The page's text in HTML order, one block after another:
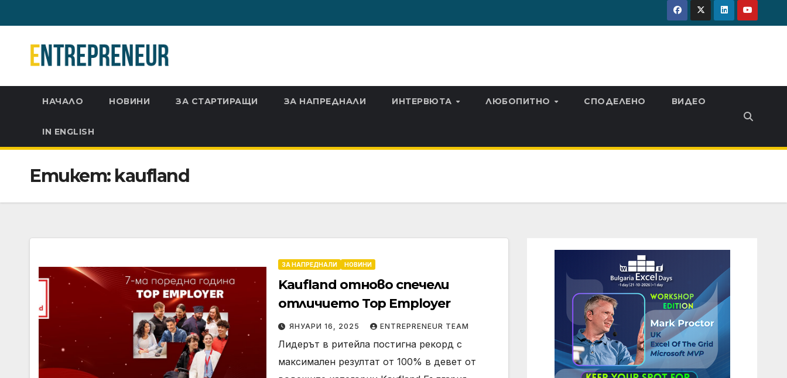
to
content
НАЧАЛО НОВИНИ ЗА СТАРТИРАЩИ ЗА НАПРЕДНАЛИ ИНТЕРВЮТА ЛЮБОПИТНО СПОДЕЛЕНО ВИДЕО
IN ENGLISH
Етикет: kaufland
ЗА НАПРЕДНАЛИ НОВИНИ
Kaufland отново спечели
отличието Top Employer
ЯНУАРИ 16, 2025 ENTREPRENEUR TEAM
Лидерът в ритейла постигна рекорд с
максимален резултат от 100% в девет от